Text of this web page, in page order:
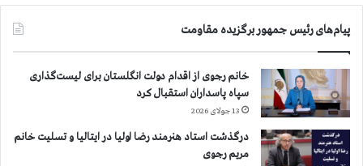
ی
م
خ
ت
ل
و
ط
پیام‌های رئیس جمهور برگزیده مقاومت
خانم رجوی از اقدام دولت انگلستان برای لیست‌گذاری
سپاه پاسداران استقبال کرد
13 جولای 2026
درگذشت استاد هنرمند رضا اولیا در ایتالیا و تسلیت خانم
مریم رجوی